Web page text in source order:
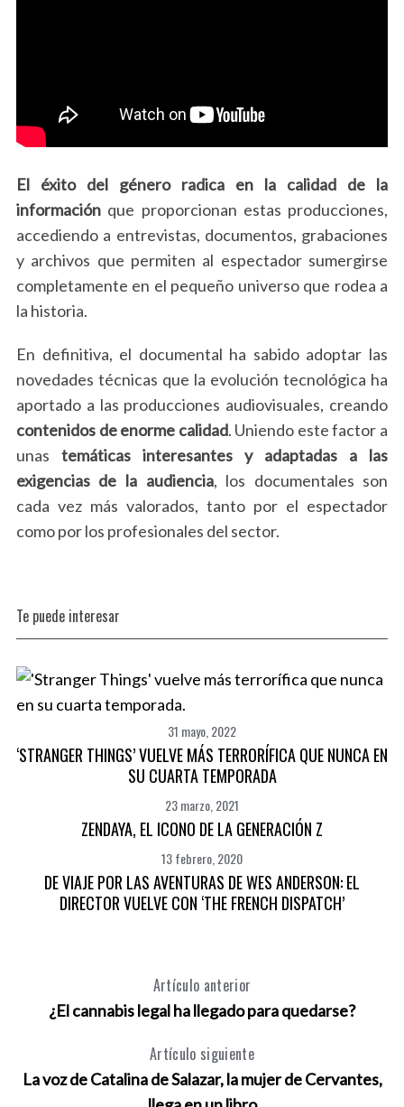
El éxito del género radica en la calidad de la
informaciónque proporcionan estas producciones,
accediendo a entrevistas, documentos, grabaciones
y archivos que permiten al espectador sumergirse
completamente en el pequeño universo que rodea a
la historia.
En definitiva, el documental ha sabido adoptar las
novedades técnicas que la evolución tecnológica ha
aportado a las producciones audiovisuales, creando
contenidos de enorme calidad. Uniendo este factor a
unas temáticas interesantes y adaptadas a las
exigencias de la audiencia, los documentales son
cada vez más valorados, tanto por el espectador
como por los profesionales del sector.
Te puede interesar
31 mayo, 2022
‘STRANGER THINGS’ VUELVE MÁS TERRORÍFICA QUE NUNCA EN
SU CUARTA TEMPORADA
23 marzo, 2021
ZENDAYA, EL ICONO DE LA GENERACIÓN Z
13 febrero, 2020
DE VIAJE POR LAS AVENTURAS DE WES ANDERSON: EL
DIRECTOR VUELVE CON ‘THE FRENCH DISPATCH’
Artículo anterior
¿El cannabis legal ha llegado para quedarse?
Artículo siguiente
La voz de Catalina de Salazar, la mujer de Cervantes,